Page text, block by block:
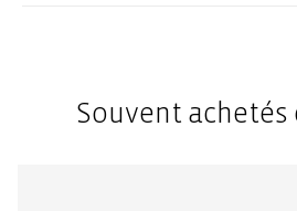
Souvent achetés